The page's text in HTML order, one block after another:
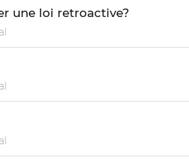
une loi retroactive?